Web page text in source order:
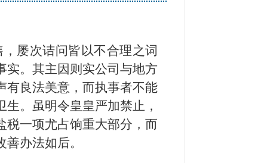
屡次诘问皆以不合理之词
实。其主因则实公司与地方
有良法美意，而执事者不能
。虽明令皇皇严加禁止，
税一项尤占饷重大部分，而
办法如后。